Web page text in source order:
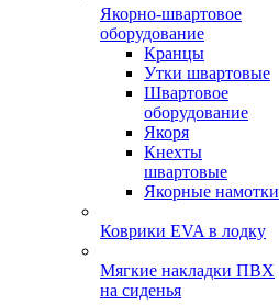
Якорно-швартовое
оборудование
Кранцы
Утки швартовые
Швартовое
оборудование
Якоря
Кнехты
швартовые
Якорные намотки
Коврики EVA в лодку
Мягкие накладки ПВХ
на сиденья